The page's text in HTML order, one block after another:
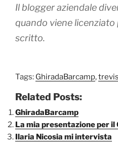
Il blogger aziendale
quando viene licenziato
scritto.
Tags: GhiradaBarcamp,
Related Posts:
GhiradaBarcamp
La mia presentazione per il
Ilaria Nicosia mi intervista